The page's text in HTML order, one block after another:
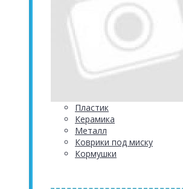
Пластик
Керамика
Металл
Коврики под миску
Кормушки